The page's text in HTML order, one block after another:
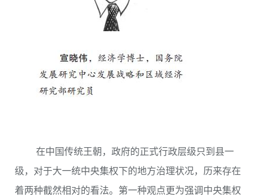
在中国传统王朝，政府的正式行政层级只到县一
级，对于大一统中央集权下的地方治理状况，历来存在
着两种截然相对的看法。第一种观点更为强调中央集权